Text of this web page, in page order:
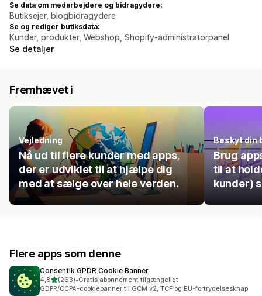
Se data om medarbejdere og bidragydere:
Butiksejer, blogbidragydere
Se og rediger butiksdata:
Kunder, produkter, Webshop, Shopify-administratorpanel
Se detaljer
Fremhævet i
Vejledning
Nå ud til flere kunder med apps,
der er udviklet til at hjælpe dig
med at sælge over hele verden.
Beskyt din
Brug
til at
kunder)
Flere apps som denne
Consentik GPDR Cookie Banner
4,8ud af 5 stjerner
(263)
263 anmeldelser i alt
•Gratis abonnement tilgængeligt
GDPR/CCPA-cookiebanner til GCM v2, TCF og EU-fortrydelsesknap